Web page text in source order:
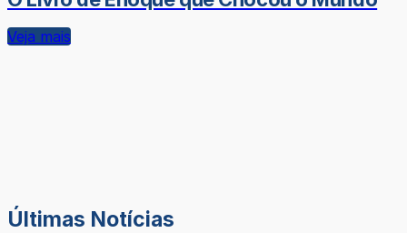
Veja mais
Últimas Notícias